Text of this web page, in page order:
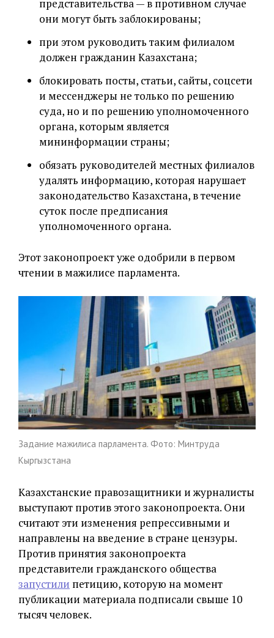
представительства — в противном случае
они могут быть заблокированы;
при этом руководить таким филиалом
должен гражданин Казахстана;
блокировать посты, статьи, сайты, соцсети
и мессенджеры не только по решению
суда, но и по решению уполномоченного
органа, которым является
мининформации страны;
обязать руководителей местных филиалов
удалять информацию, которая нарушает
законодательство Казахстана, в течение
суток после предписания
уполномоченного органа.
Этот законопроект уже одобрили в первом
чтении в мажилисе парламента.
Задание мажилиса парламента. Фото: Минтруда
Кыргызстана
Казахстанские правозащитники и журналисты
выступают против этого законопроекта. Они
считают эти изменения репрессивными и
направлены на введение в стране цензуры.
Против принятия законопроекта
представители гражданского общества
запустили петицию, которую на момент
публикации материала подписали свыше 10
тысяч человек.